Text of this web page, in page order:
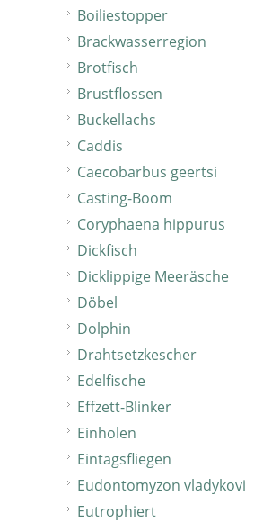
Boiliestopper
Brackwasserregion
Brotfisch
Brustflossen
Buckellachs
Caddis
Caecobarbus geertsi
Casting-Boom
Coryphaena hippurus
Dickfisch
Dicklippige Meeräsche
Döbel
Dolphin
Drahtsetzkescher
Edelfische
Effzett-Blinker
Einholen
Eintagsfliegen
Eudontomyzon vladykovi
Eutrophiert